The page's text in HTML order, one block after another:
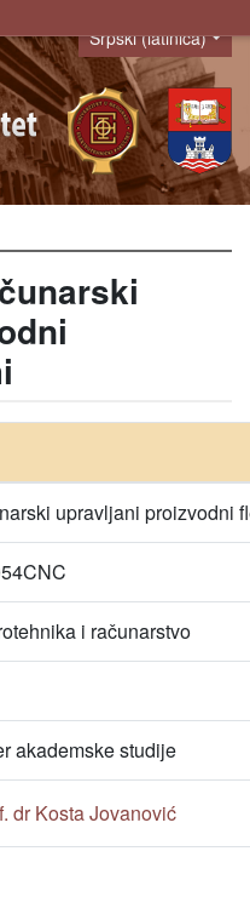
Language
Srpski (latinica)
upravljani proizvodni
i računarstvo
akademske studije
dr Kosta Jovanović